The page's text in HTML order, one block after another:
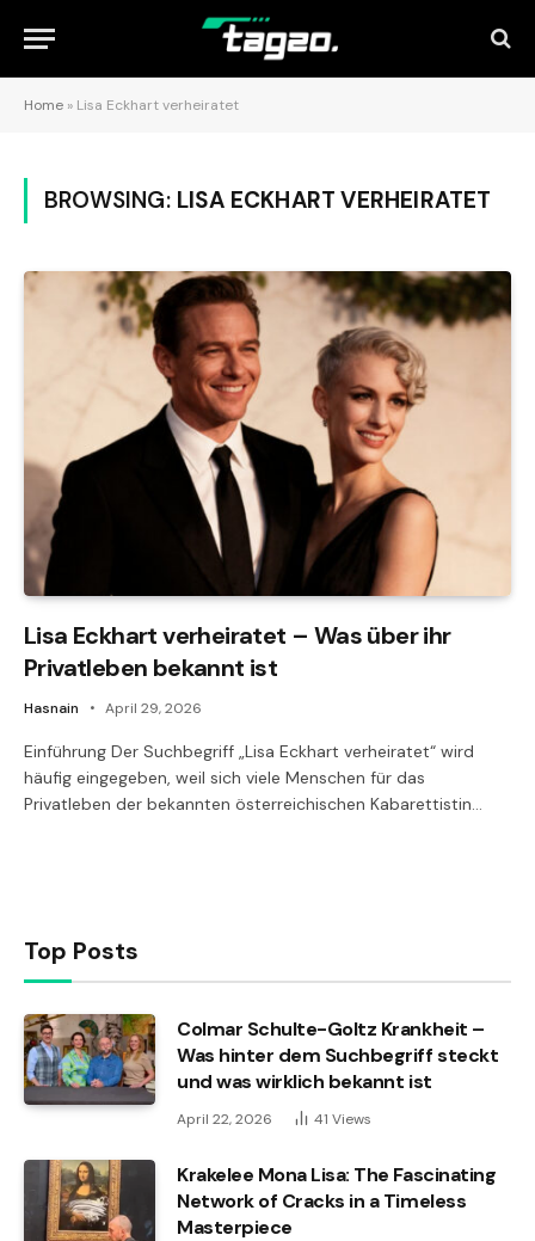
Home » Lisa Eckhart verheiratet
BROWSING: LISA ECKHART VERHEIRATET
Lisa Eckhart verheiratet – Was über ihr
Privatleben bekannt ist
Hasnain April 29, 2026
Einführung Der Suchbegriff „Lisa Eckhart verheiratet“ wird
häufig eingegeben, weil sich viele Menschen für das
Privatleben der bekannten österreichischen Kabarettistin…
Top Posts
Colmar Schulte-Goltz Krankheit –
Was hinter dem Suchbegriff steckt
und was wirklich bekannt ist
April 22, 2026 41 Views
Krakelee Mona Lisa: The Fascinating
Network of Cracks in a Timeless
Masterpiece